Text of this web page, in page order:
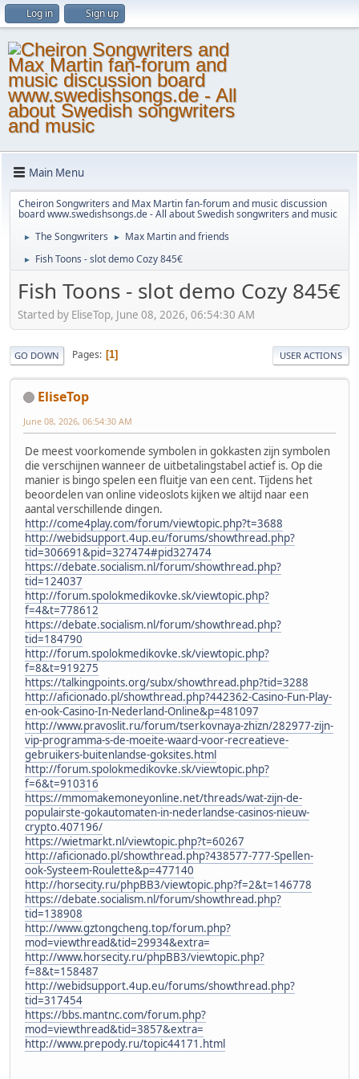
Log in Sign up
Main Menu
Cheiron Songwriters and Max Martin fan-forum and music discussion
board www.swedishsongs.de - All about Swedish songwriters and music
► The Songwriters ► Max Martin and friends
► Fish Toons - slot demo Cozy 845€
Fish Toons - slot demo Cozy 845€
Started by EliseTop, June 08, 2026, 06:54:30 AM
GO DOWN Pages 1 USER ACTIONS
EliseTop
June 08, 2026, 06:54:30 AM
De meest voorkomende symbolen in gokkasten zijn symbolen
die verschijnen wanneer de uitbetalingstabel actief is. Op die
manier is bingo spelen een fluitje van een cent. Tijdens het
beoordelen van online videoslots kijken we altijd naar een
aantal verschillende dingen.
http://come4play.com/forum/viewtopic.php?t=3688
http://webidsupport.4up.eu/forums/showthread.php?
tid=306691&pid=327474#pid327474
https://debate.socialism.nl/forum/showthread.php?
tid=124037
http://forum.spolokmedikovke.sk/viewtopic.php?
f=4&t=778612
https://debate.socialism.nl/forum/showthread.php?
tid=184790
http://forum.spolokmedikovke.sk/viewtopic.php?
f=8&t=919275
https://talkingpoints.org/subx/showthread.php?tid=3288
http://aficionado.pl/showthread.php?442362-Casino-Fun-Play-
en-ook-Casino-In-Nederland-Online&p=481097
http://www.pravoslit.ru/forum/tserkovnaya-zhizn/282977-zijn-
vip-programma-s-de-moeite-waard-voor-recreatieve-
gebruikers-buitenlandse-goksites.html
http://forum.spolokmedikovke.sk/viewtopic.php?
f=6&t=910316
https://mmomakemoneyonline.net/threads/wat-zijn-de-
populairste-gokautomaten-in-nederlandse-casinos-nieuw-
crypto.407196/
https://wietmarkt.nl/viewtopic.php?t=60267
http://aficionado.pl/showthread.php?438577-777-Spellen-
ook-Systeem-Roulette&p=477140
http://horsecity.ru/phpBB3/viewtopic.php?f=2&t=146778
https://debate.socialism.nl/forum/showthread.php?
tid=138908
http://www.gztongcheng.top/forum.php?
mod=viewthread&tid=29934&extra=
http://www.horsecity.ru/phpBB3/viewtopic.php?
f=8&t=158487
http://webidsupport.4up.eu/forums/showthread.php?
tid=317454
https://bbs.mantnc.com/forum.php?
mod=viewthread&tid=3857&extra=
http://www.prepody.ru/topic44171.html